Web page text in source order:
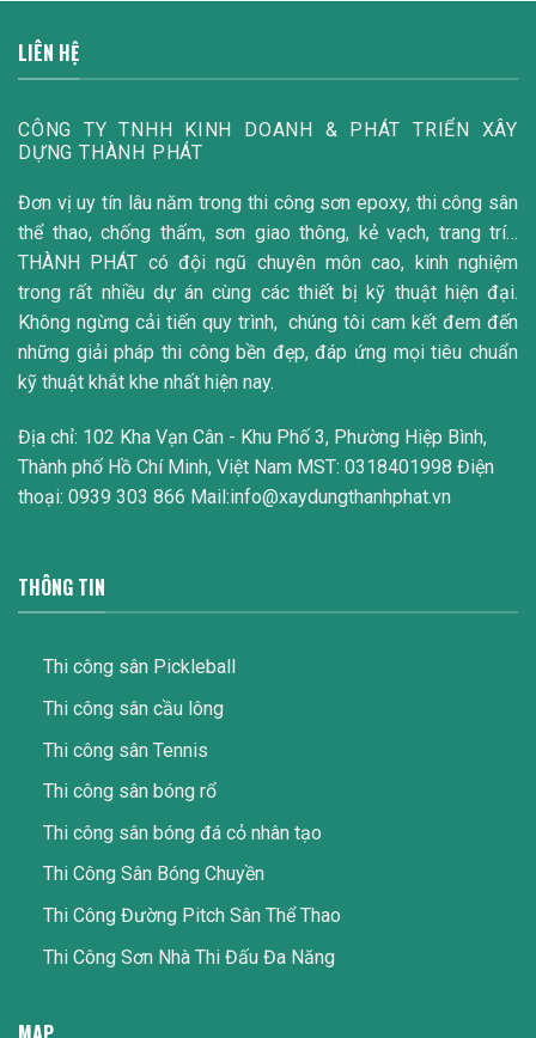
LIÊN HỆ
CÔNG TY TNHH KINH DOANH & PHÁT TRIỂN XÂY
DỰNG THÀNH PHÁT
Đơn vị uy tín lâu năm trong thi công sơn epoxy, thi công sân
thể thao, chống thấm, sơn giao thông, kẻ vạch, trang trí…
THÀNH PHÁT có đội ngũ chuyên môn cao, kinh nghiệm
trong rất nhiều dự án cùng các thiết bị kỹ thuật hiện đại.
Không ngừng cải tiến quy trình, chúng tôi cam kết đem đến
những giải pháp thi công bền đẹp, đáp ứng mọi tiêu chuẩn
kỹ thuật khắt khe nhất hiện nay.
Địa chỉ: 102 Kha Vạn Cân - Khu Phố 3, Phường Hiệp Bình,
Thành phố Hồ Chí Minh, Việt Nam MST: 0318401998 Điện
thoại: 0939 303 866 Mail:info@xaydungthanhphat.vn
THÔNG TIN
Thi công sân Pickleball
Thi công sân cầu lông
Thi công sân Tennis
Thi công sân bóng rổ
Thi công sân bóng đá cỏ nhân tạo
Thi Công Sân Bóng Chuyền
Thi Công Đường Pitch Sân Thể Thao
Thi Công Sơn Nhà Thi Đấu Đa Năng